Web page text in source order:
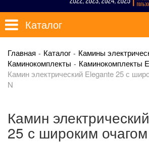
Каталог
Главная Каталог
Камины
Каминокомплекты
Каминокомплекты
Камин электрический Elegante 25 с
N
Камин
25 с широким